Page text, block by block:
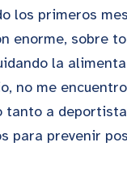
los primeros
enorme, sobre
la
no me
tanto a
para prevenir